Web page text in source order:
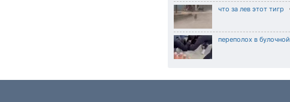
что за лев этот тигр
переполох в булочной